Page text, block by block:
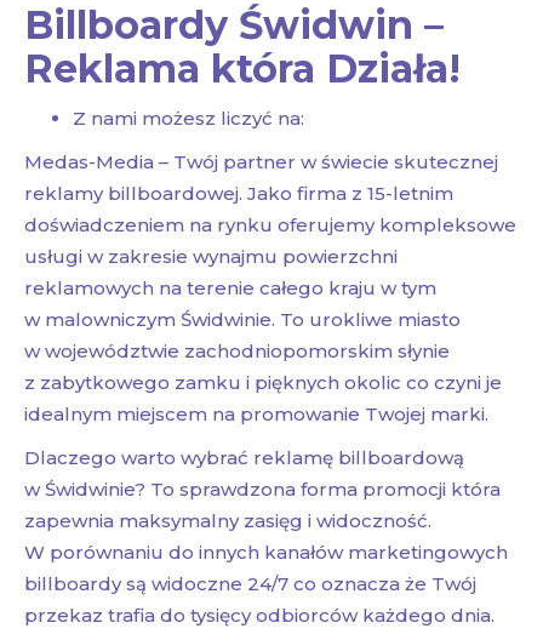
Billboardy Świdwin –
Reklama która Działa!
Z nami możesz liczyć na:
Medas-Media – Twój partner w świecie skutecznej
reklamy billboardowej. Jako firma z 15-letnim
doświadczeniem na rynku oferujemy kompleksowe
usługi w zakresie wynajmu powierzchni
reklamowych na terenie całego kraju w tym
w malowniczym Świdwinie. To urokliwe miasto
w województwie zachodniopomorskim słynie
z zabytkowego zamku i pięknych okolic co czyni je
idealnym miejscem na promowanie Twojej marki.
Dlaczego warto wybrać reklamę billboardową
w Świdwinie? To sprawdzona forma promocji która
zapewnia maksymalny zasięg i widoczność.
W porównaniu do innych kanałów marketingowych
billboardy są widoczne 24/7 co oznacza że Twój
przekaz trafia do tysięcy odbiorców każdego dnia.